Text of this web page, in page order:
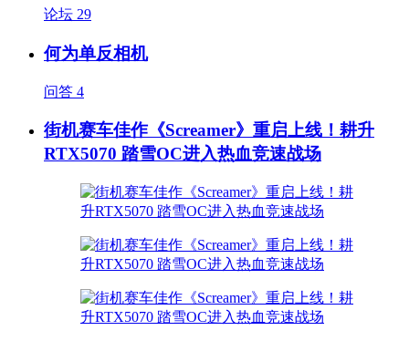
论坛 29
何为单反相机
问答 4
街机赛车佳作《Screamer》重启上线！耕升
RTX5070 踏雪OC进入热血竞速战场